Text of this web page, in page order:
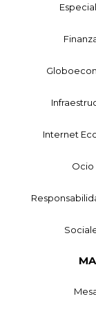
Internet
Ocio